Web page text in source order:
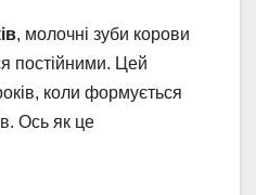
, молочні зуби корови
постійними. Цей
коли формується
Ось як це